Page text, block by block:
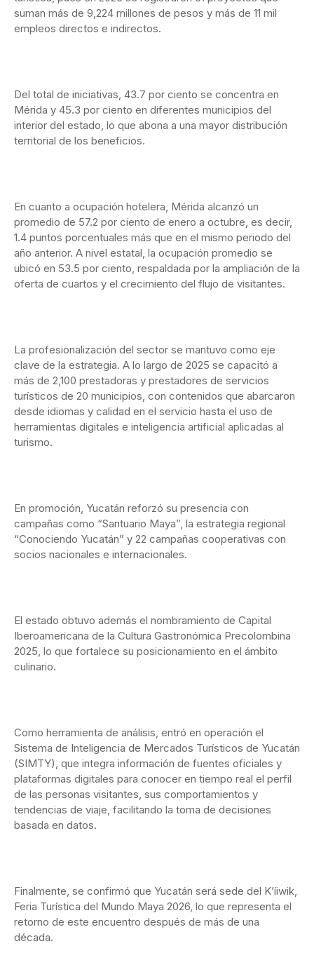
suman más de 9,224 millones de pesos y más de 11 mil
empleos directos e indirectos.
Del total de iniciativas, 43.7 por ciento se concentra en
Mérida y 45.3 por ciento en diferentes municipios del
interior del estado, lo que abona a una mayor distribución
territorial de los beneficios.
En cuanto a ocupación hotelera, Mérida alcanzó un
promedio de 57.2 por ciento de enero a octubre, es decir,
1.4 puntos porcentuales más que en el mismo periodo del
año anterior. A nivel estatal, la ocupación promedio se
ubicó en 53.5 por ciento, respaldada por la ampliación de la
oferta de cuartos y el crecimiento del flujo de visitantes.
La profesionalización del sector se mantuvo como eje
clave de la estrategia. A lo largo de 2025 se capacitó a
más de 2,100 prestadoras y prestadores de servicios
turísticos de 20 municipios, con contenidos que abarcaron
desde idiomas y calidad en el servicio hasta el uso de
herramientas digitales e inteligencia artificial aplicadas al
turismo.
En promoción, Yucatán reforzó su presencia con
campañas como “Santuario Maya”, la estrategia regional
“Conociendo Yucatán” y 22 campañas cooperativas con
socios nacionales e internacionales.
El estado obtuvo además el nombramiento de Capital
Iberoamericana de la Cultura Gastronómica Precolombina
2025, lo que fortalece su posicionamiento en el ámbito
culinario.
Como herramienta de análisis, entró en operación el
Sistema de Inteligencia de Mercados Turísticos de Yucatán
(SIMTY), que integra información de fuentes oficiales y
plataformas digitales para conocer en tiempo real el perfil
de las personas visitantes, sus comportamientos y
tendencias de viaje, facilitando la toma de decisiones
basada en datos.
Finalmente, se confirmó que Yucatán será sede del K’íiwik,
Feria Turística del Mundo Maya 2026, lo que representa el
retorno de este encuentro después de más de una
década.